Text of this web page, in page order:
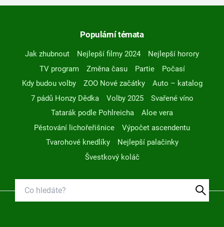
Populární témata
Jak zhubnout Nejlepší filmy 2024
Nejlepší horory
TV program
Změna času Partie
Počasí
Kdy budou volby
ZOO Nové začátky
Auto – katalog
7 pádů Honzy Dědka
Volby 2025
Svařené víno
Tatarák podle Pohlreicha
Aloe vera
Pěstování lichořeřišnice
Výpočet ascendentu
Tvarohové knedlíky
Nejlepší palačinky
Švestkový koláč